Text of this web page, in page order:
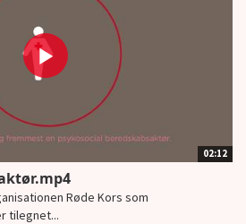
02:12
Røde Kors som
tilegnet...